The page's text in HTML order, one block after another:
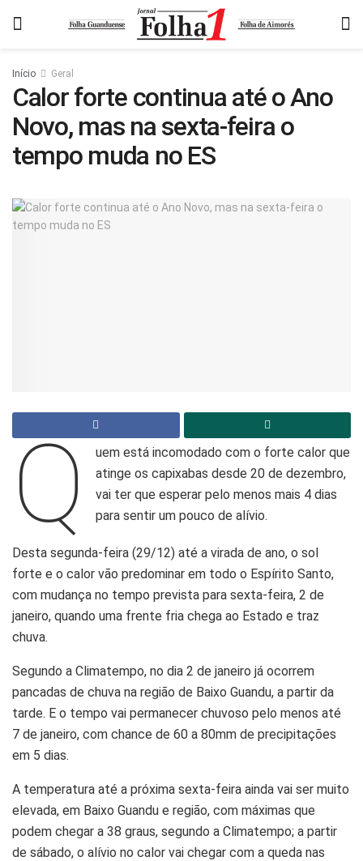
Início Geral
Calor forte continua até o Ano
Novo, mas na sexta-feira o
tempo muda no ES
Q
uem está incomodado com o forte calor que
atinge os capixabas desde 20 de dezembro,
vai ter que esperar pelo menos mais 4 dias
para sentir um pouco de alívio.
Desta segunda-feira (29/12) até a virada de ano, o sol
forte e o calor vão predominar em todo o Espírito Santo,
com mudança no tempo prevista para sexta-feira, 2 de
janeiro, quando uma frente fria chega ao Estado e traz
chuva.
Segundo a Climatempo, no dia 2 de janeiro já ocorrem
pancadas de chuva na região de Baixo Guandu, a partir da
tarde. E o tempo vai permanecer chuvoso pelo menos até
7 de janeiro, com chance de 60 a 80mm de precipitações
em 5 dias.
A temperatura até a próxima sexta-feira ainda vai ser muito
elevada, em Baixo Guandu e região, com máximas que
podem chegar a 38 graus, segundo a Climatempo; a partir
de sábado, o alívio no calor vai chegar com a queda nas